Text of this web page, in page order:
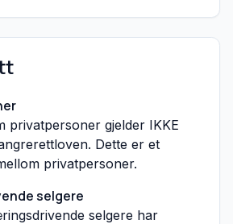
privatpersoner gjelder IKKE
Dette er et
privatpersoner.
selgere
selgere har